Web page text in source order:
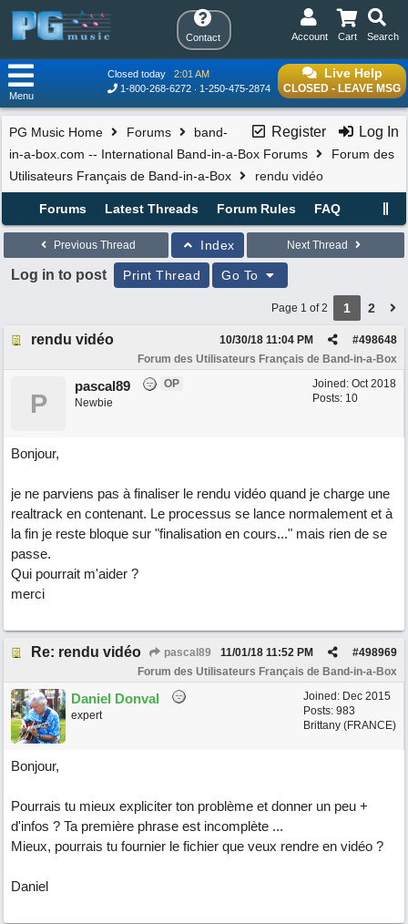
Contact Search
Cart
Account
Live Help
CLOSED - LEAVE MSG
Closed today
2:01 AM
1-800-268-6272
1-250-475-2874
Menu
Register Log In
PG Music Home Forums
band-
in-a-box.com -- International Band-in-a-Box Forums
Forum des
Utilisateurs Français de Band-in-a-Box
rendu vidéo
Forums Latest Threads Forum Rules FAQ
Previous Thread Index Next Thread
Log in to post Print Thread Go To
Page 1 of 2 1 2
rendu vidéo #498648
10/30/18 11:04 PM
Forum des Utilisateurs Français de Band-in-a-Box
Joined: Oct 2018
Posts: 10
P
pascal89
OP
Newbie
Bonjour,
je ne parviens pas à finaliser le rendu vidéo quand je charge une
realtrack en contenant. Le processus se lance normalement et à
la fin je reste bloque sur "finalisation en cours..." mais rien de se
passe.
Qui pourrait m'aider ?
merci
Re: rendu vidéo pascal89 #498969
11/01/18 11:52 PM
Forum des Utilisateurs Français de Band-in-a-Box
Joined: Dec 2015
Posts: 983
Brittany (FRANCE)
Daniel Donval
expert
Bonjour,
Pourrais tu mieux expliciter ton problème et donner un peu +
d'infos ? Ta première phrase est incomplète ...
Mieux, pourrais tu fournier le fichier que veux rendre en vidéo ?
Daniel